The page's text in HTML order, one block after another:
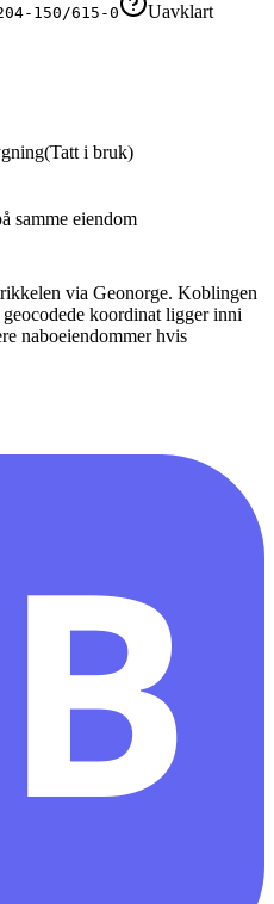
150/615-0
Uavklart
(Tatt i bruk)
samme eiendom
via Geonorge. Koblingen
geocodede koordinat ligger inni
naboeiendommer hvis